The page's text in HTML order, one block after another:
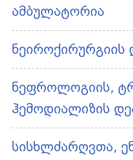
ამბულატორია
ნეიროქირურგიის
ნეფროლოგიის,
ჰემოდიალიზის
სისხლძარღვთა,